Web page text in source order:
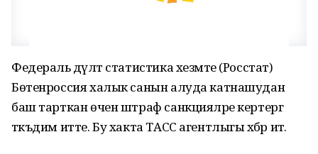
Федераль дәүләт статистика хезмәте (Росстат)
Бөтенроссия халык санын алуда катнашудан
баш тарткан өчен штраф санкцияләре кертергә
тәкъдим итте. Бу хакта ТАСС агентлыгы хәбәр итә.